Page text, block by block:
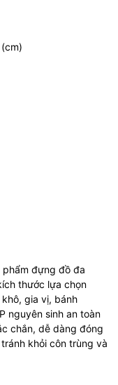
phẩm đựng đồ đa
thước lựa chọn
gia vị, bánh
nguyên sinh an toàn
chắn, dễ dàng đóng
khỏi côn trùng và